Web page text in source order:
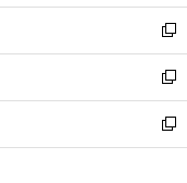
開
く
ウ
で
開
く
ン
ド
ウ
で
開
く
ウ
ィ
ン
ド
ウ
で
開
し
い
ウ
ィ
ン
ド
ウ
新
し
い
ウ
ィ
ン
新
し
い
ウ
新
し